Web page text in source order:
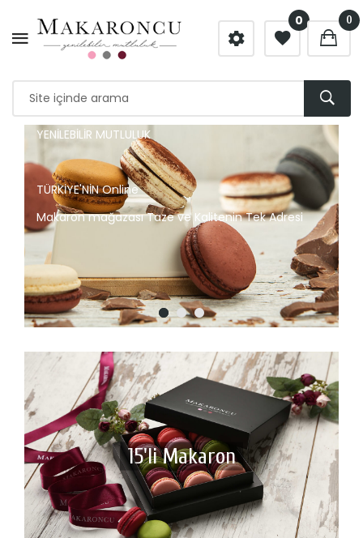
0 0
RENKLİ TATLAR
TÜRKİYE'NİN Online
Makaron mağazası Tazelik ve Kalitenin Tek Adresi
Daha fazla...
15'li Makaron